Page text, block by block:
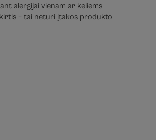
alergijai vienam ar keliems
– tai neturi įtakos produkto